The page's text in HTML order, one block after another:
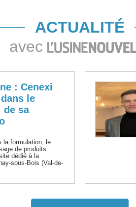
ACTUALITÉ
avec
: Cenexi
le
de sa
la formulation, le
de produits
dédié à la
sous-Bois (Val-de-